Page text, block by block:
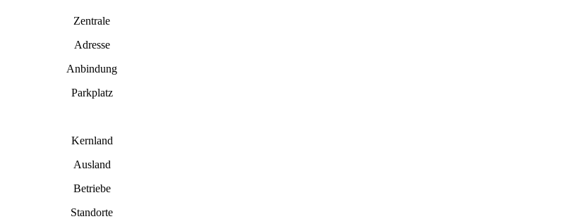
Zentrale
Adresse
Anbindung
Parkplatz
Kernland
Ausland
Betriebe
Standorte